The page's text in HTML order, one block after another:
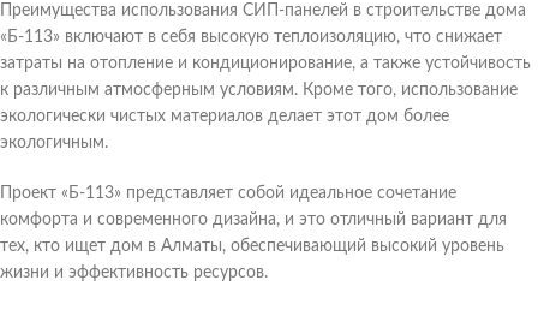
Преимущества использования СИП-панелей в строительстве дома
«Б-113» включают в себя высокую теплоизоляцию, что снижает
затраты на отопление и кондиционирование, а также устойчивость
к различным атмосферным условиям. Кроме того, использование
экологически чистых материалов делает этот дом более
экологичным.
Проект «Б-113» представляет собой идеальное сочетание
комфорта и современного дизайна, и это отличный вариант для
тех, кто ищет дом в Алматы, обеспечивающий высокий уровень
жизни и эффективность ресурсов.